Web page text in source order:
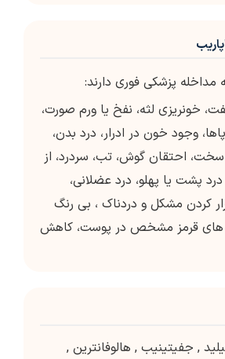
مداخله پزشکی فوری دارند:
خونریزی لثه، نفخ یا ورم صورت،
وجود خون در ادرار، درد بدن،
سخت، احتقان گوش، تب، سردرد، از
پشت یا پهلو، درد عضلانی،
کردن مشکل و دردناک ، بی رنگ
های قرمز مشخص در پوست، کاهش
, جفیتینیب , هالوفانترین ,